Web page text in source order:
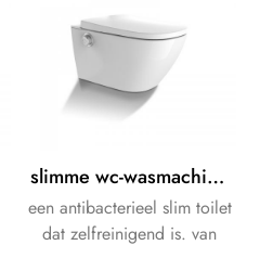
slimme wc-wasmachine zitspoeler
een antibacterieel slim toilet
dat zelfreinigend is. van